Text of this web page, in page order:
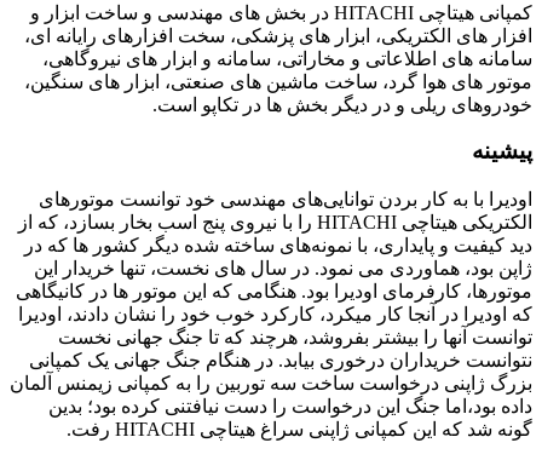
کمپانی هیتاچی HITACHI در بخش های مهندسی و ساخت ابزار و
افزار های الکتریکی، ابزار های پزشکی، سخت افزارهای رایانه ای،
سامانه های اطلاعاتی و مخاراتی، سامانه و ابزار های نیروگاهی،
موتور های هوا گرد، ساخت ماشین های صنعتی، ابزار های سنگین،
خودروهای ریلی و در دیگر بخش ها در تکاپو است.
پیشینه
اودیرا با به کار بردن توانایی‌های مهندسی خود توانست موتورهای
الکتریکی هیتاچی HITACHI را با نیروی پنج اسب بخار بسازد، که از
دید کیفیت و پایداری، با نمونه‌های ساخته شده دیگر کشور ها که در
ژاپن بود، هماوردی می نمود. در سال های نخست، تنها خریدار این
موتورها، کارفرمای اودیرا بود. هنگامی که این موتور ها در کانیگاهی
که اودیرا در آنجا کار میکرد، کارکرد خوب خود را نشان دادند، اودیرا
توانست آنها را بیشتر بفروشد، هرچند که تا جنگ جهانی نخست
نتوانست خریداران درخوری بیابد. در هنگام جنگ جهانی یک کمپانی
بزرگ ژاپنی درخواست ساخت سه توربین را به کمپانی زیمنس آلمان
داده بود،اما جنگ این درخواست را دست نیافتنی کرده بود؛ بدین
گونه شد که این کمپانی ژاپنی سراغ هیتاچی HITACHI رفت.